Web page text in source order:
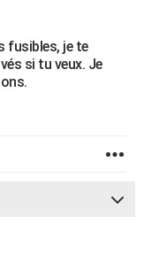
fusibles, je te
si tu veux. Je